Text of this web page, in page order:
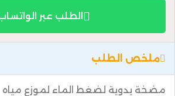
الطلب عبر
ملخص الطلب
مضخة يدوية لضغط الماء لموزع مياه